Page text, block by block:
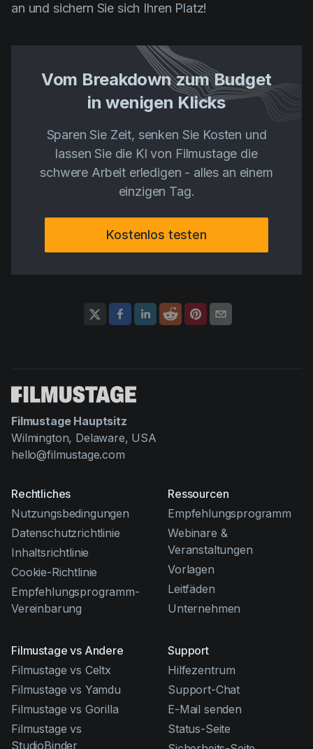
an und sichern Sie sich Ihren Platz!
Vom Breakdown zum Budget
in wenigen Klicks
Sparen Sie Zeit, senken Sie Kosten und
lassen Sie die KI von Filmustage die
schwere Arbeit erledigen - alles an einem
einzigen Tag.
Kostenlos testen
Filmustage Hauptsitz
Wilmington, Delaware, USA
hello@filmustage.com
Rechtliches
Nutzungsbedingungen
Datenschutzrichtlinie
Inhaltsrichtlinie
Cookie-Richtlinie
Empfehlungsprogramm-
Vereinbarung
Ressourcen
Empfehlungsprogramm
Webinare &
Veranstaltungen
Vorlagen
Leitfäden
Unternehmen
Filmustage vs Andere
Filmustage vs Celtx
Filmustage vs Yamdu
Filmustage vs Gorilla
Filmustage vs
StudioBinder
Support
Hilfezentrum
Support-Chat
E-Mail senden
Status-Seite